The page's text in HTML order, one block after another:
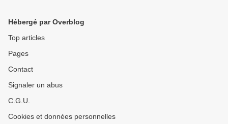
Hébergé par Overblog
Top articles
Pages
Contact
Signaler un abus
C.G.U.
Cookies et données personnelles